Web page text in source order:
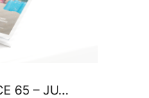
65 – JU...